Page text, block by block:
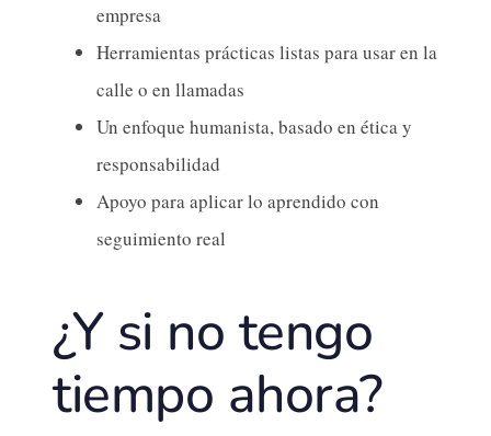
empresa
Herramientas prácticas listas para usar en la
calle o en llamadas
Un enfoque humanista, basado en ética y
responsabilidad
Apoyo para aplicar lo aprendido con
seguimiento real
¿Y si no tengo
tiempo ahora?